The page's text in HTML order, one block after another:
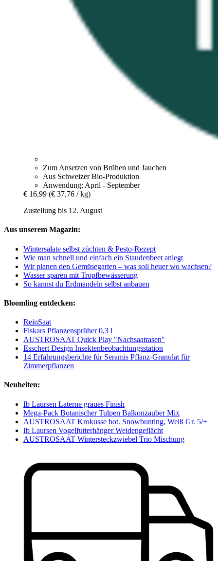
Zum Ansetzen von Brühen und Jauchen
Aus Schweizer Bio-Produktion
Anwendung: April - September
€ 16,99 (€ 37,76 / kg)
Zustellung bis 12. August
Aus unserem Magazin:
Wintersalate selbst züchten & Pesto-Rezept
Wie man schnell und einfach ein Staudenbeet anlegt
Wir planen den Gemüsegarten – was soll heuer wo wachsen?
Wasser sparen mit Tropfbewässerung
So kannst du Erdmandeln selbst anbauen
Bloomling entdecken:
ReinSaat
Fiskars Pflanzensprüher 0,3 l
AUSTROSAAT Quick Play "Nachsaatrasen"
Esschert Design Insektenbeobachtungsstation
14 Erfahrungsberichte für Seramis Pflanz-Granulat für
Zimmerpflanzen
Neuheiten:
Ib Laursen Laterne graues Finish
Mega-Pack Botanischer Tulpen Balkonzauber Mix
AUSTROSAAT Krokusse bot. Snowbunting, Weiß Gr. 5/+
Ib Laursen Vogelfutterhänger Weidengeflächt
AUSTROSAAT Wintersteckzwiebel Trio Mischung